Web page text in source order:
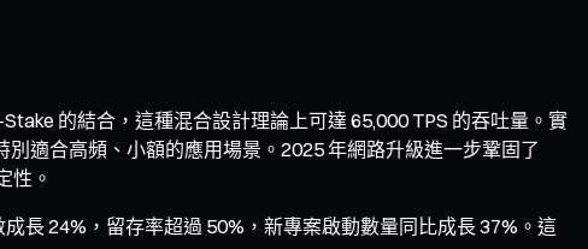
的結合，這種混合設計理論上可達 65,000 TPS 的吞吐量。實
適合高頻、小額的應用場景。2025 年網路升級進一步鞏固了
性。
長 24%，留存率超過 50%，新專案啟動數量同比成長 37%。這